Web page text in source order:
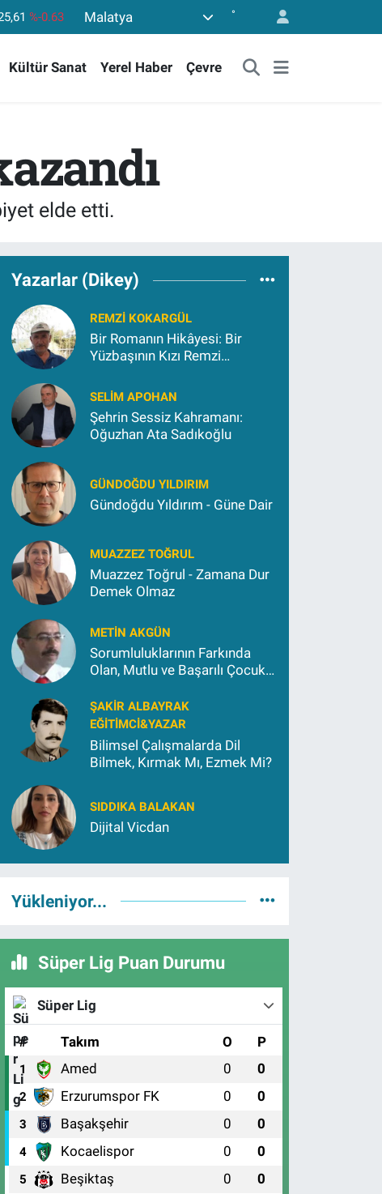
47,6704 %0
64,2143 %0
%-0.63
Malatya °
Kültür Sanat Yerel Haber Çevre
elde etti.
Yazarlar (Dikey)
REMZI KOKARGÜL
Bir Romanın Hikâyesi: Bir
Yüzbaşının Kızı Remzi
SELIM APOHAN
Şehrin Sessiz Kahramanı:
Oğuzhan Ata Sadıkoğlu
GÜNDOĞDU YILDIRIM
Gündoğdu Yıldırım - Güne Dair
MUAZZEZ TOĞRUL
Muazzez Toğrul - Zamana Dur
Demek Olmaz
METIN AKGÜN
Sorumluluklarının Farkında
Olan, Mutlu ve Başarılı Çocuk
ŞAKIR ALBAYRAK
EĞITIMCI&YAZAR
Bilimsel Çalışmalarda Dil
Bilmek, Kırmak Mı, Ezmek Mi?
SIDDIKA BALAKAN
Dijital Vicdan
Yükleniyor...
Süper Lig Puan Durumu
Süper Lig
# Takım O P
1 Amed 0 0
2 Erzurumspor FK 0 0
3 Başakşehir 0 0
4 Kocaelispor 0 0
5 Beşiktaş 0 0